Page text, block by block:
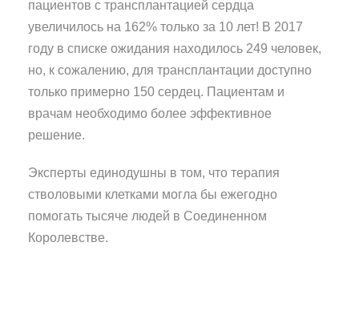
пациентов с трансплантацией сердца
увеличилось на 162% только за 10 лет! В 2017
году в списке ожидания находилось 249 человек,
но, к сожалению, для трансплантации доступно
только примерно 150 сердец. Пациентам и
врачам необходимо более эффективное
решение.
Эксперты единодушны в том, что терапия
стволовыми клетками могла бы ежегодно
помогать тысяче людей в Соединенном
Королевстве.